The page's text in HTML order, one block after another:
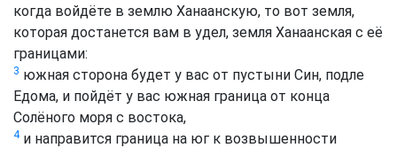
когда войдёте в землю Ханаанскую, то вот земля,
которая достанется вам в удел, земля Ханаанская с её
границами:
3 южная сторона будет у вас от пустыни Син, подле
Едома, и пойдёт у вас южная граница от конца
Солёного моря с востока,
4и направится граница на юг к возвышенности